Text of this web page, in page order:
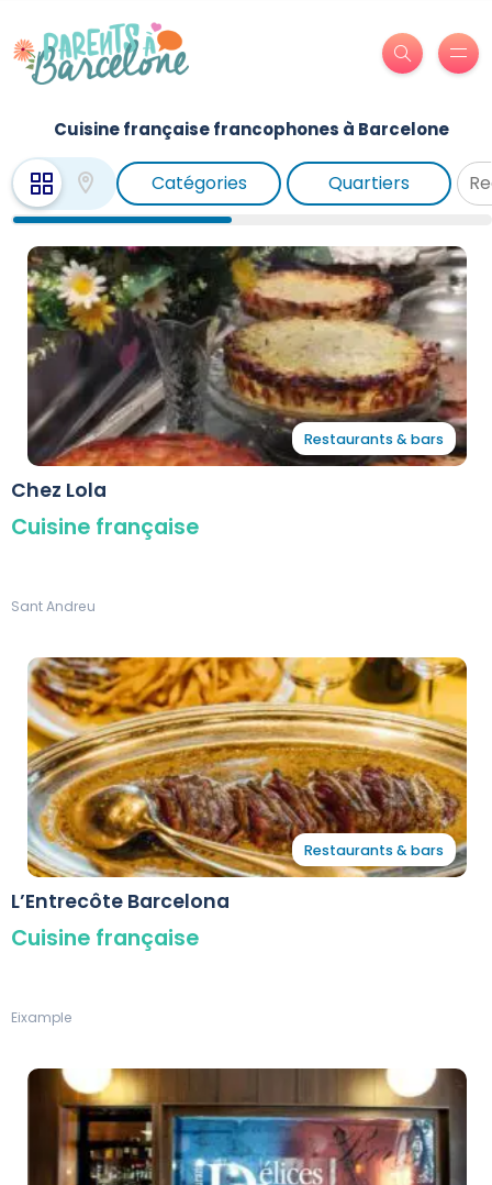
Cuisine française francophones à Barcelone
Catégories Quartiers
Restaurants & bars
Chez Lola
Cuisine française
Sant Andreu
Restaurants & bars
L’Entrecôte Barcelona
Cuisine française
Eixample